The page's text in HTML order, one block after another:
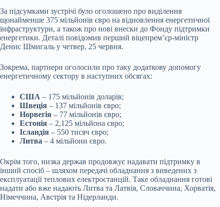
За підсумками зустрічі було оголошено про виділення
щонайменше 375 мільйонів євро на відновлення енергетичної
інфраструктури, а також про нові внески до Фонду підтримки
енергетики. Деталі повідомив перший віцепрем’єр-міністр
Денис Шмигаль у четвер, 25 червня.
Зокрема, партнери оголосили про таку додаткову допомогу
енергетичному сектору в наступних обсягах:
США – 175 мільйонів доларів;
Швеція – 137 мільйонів євро;
Норвегія – 77 мільйонів євро;
Естонія – 2,125 мільйона євро;
Ісландія – 550 тисяч євро;
Литва – 4 мільйони євро.
Окрім того, низка держав продовжує надавати підтримку в
інший спосіб – шляхом передачі обладнання з виведених з
експлуатації теплових електростанцій. Таке обладнання готові
надати або вже надають Литва та Латвія, Словаччина, Хорватія,
Німеччина, Австрія та Нідерланди.